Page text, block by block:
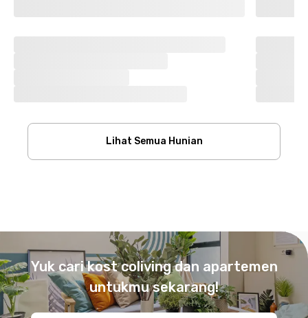
Lihat Semua Hunian
Yuk cari kost coliving dan apartemen
untukmu sekarang!